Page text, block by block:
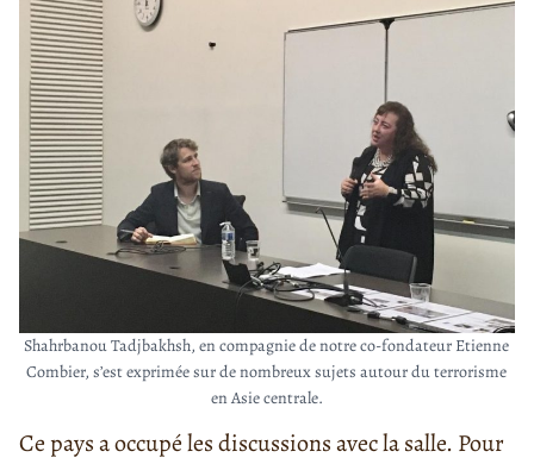
Shahrbanou Tadjbakhsh, en compagnie de notre co-fondateur Etienne
Combier, s’est exprimée sur de nombreux sujets autour du terrorisme
en Asie centrale.
Ce pays a occupé les discussions avec la salle. Pour